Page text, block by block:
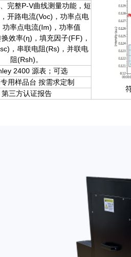
完整P-V曲线测量功能，短
开路电流(Voc)，功率点电
功率点电流(Im)，功率值
效率(η)，填充因子(FF)，
，串联电阻(Rs)，并联电
阻(Rsh)。
2400 源表；可选
用样品台 按需求定制
第三方认证报告